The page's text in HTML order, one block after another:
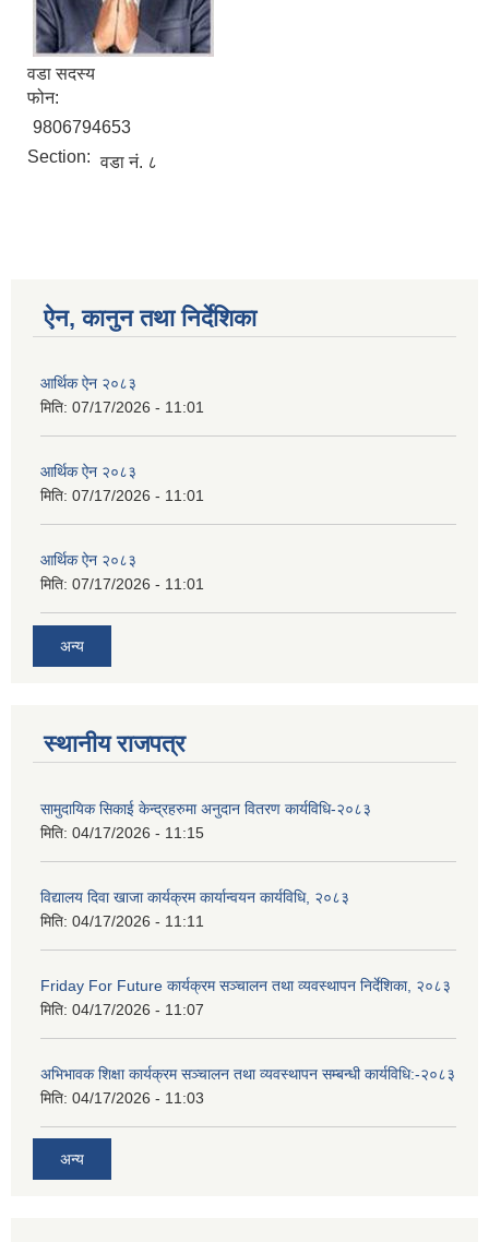
वडा सदस्य
फोन:
9806794653
Section: वडा नं. ८
ऐन, कानुन तथा निर्देशिका
आर्थिक ऐन २०८३
मिति: 07/17/2026 - 11:01
आर्थिक ऐन २०८३
मिति: 07/17/2026 - 11:01
आर्थिक ऐन २०८३
मिति: 07/17/2026 - 11:01
अन्य
स्थानीय राजपत्र
सामुदायिक सिकाई केन्द्रहरुमा अनुदान वितरण कार्यविधि-२०८३
मिति: 04/17/2026 - 11:15
विद्यालय दिवा खाजा कार्यक्रम कार्यान्वयन कार्यविधि, २०८३
मिति: 04/17/2026 - 11:11
Friday For Future कार्यक्रम सञ्चालन तथा व्यवस्थापन निर्देशिका, २०८३
मिति: 04/17/2026 - 11:07
अभिभावक शिक्षा कार्यक्रम सञ्चालन तथा व्यवस्थापन सम्बन्धी कार्यविधि:-२०८३
मिति: 04/17/2026 - 11:03
अन्य